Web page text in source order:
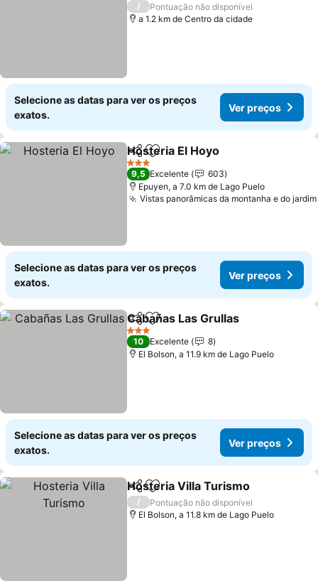
/
Pontuação não disponível
a 1.2 km de Centro da cidade
Selecione as datas para ver os preços
exatos.
Ver preços
PartilharAdicionar aos favoritos
Hosteria El Hoyo
3 Estrelas
9,5 Excelente
603
Epuyen, a 7.0 km de Lago Puelo
Vistas panorâmicas da montanha e do jardim
Selecione as datas para ver os preços
exatos.
Ver preços
PartilharAdicionar aos favoritos
Cabañas Las Grullas
3 Estrelas
10 Excelente
8
El Bolson, a 11.9 km de Lago Puelo
Selecione as datas para ver os preços
exatos.
Ver preços
PartilharAdicionar aos favoritos
Hosteria Villa Turismo
/
Pontuação não disponível
El Bolson, a 11.8 km de Lago Puelo